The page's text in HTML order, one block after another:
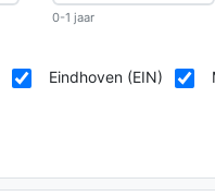
0-1 jaar
Eindhoven (EIN)